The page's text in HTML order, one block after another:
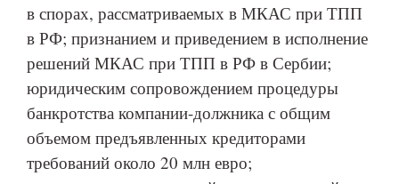
в спорах, рассматриваемых в МКАС при ТПП
в РФ; признанием и приведением в исполнение
решений МКАС при ТПП в РФ в Сербии;
юридическим сопровождением процедуры
банкротства компании-должника с общим
объемом предъявленных кредиторами
требований около 20 млн евро;